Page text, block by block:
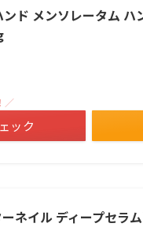
ド メンソレータム
／
ック
ネイル ディープセラ